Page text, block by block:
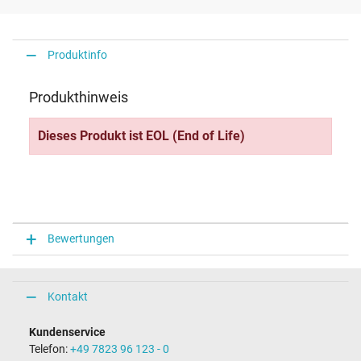
Produktinfo
Produkthinweis
Dieses Produkt ist EOL (End of Life)
Bewertungen
Kontakt
Kundenservice
Telefon:+49 7823 96 123 - 0